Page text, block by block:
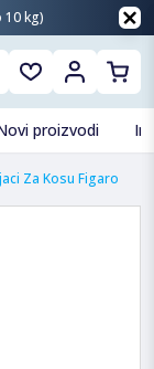
10 kg)
proizvodi
Za Kosu Figaro